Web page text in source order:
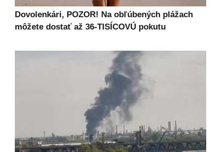
Dovolenkári, POZOR! Na obľúbených plážach
môžete dostať až 36-TISÍCOVÚ pokutu